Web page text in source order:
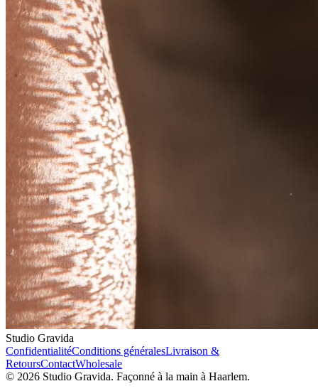
Studio Gravida
ConfidentialitéConditions généralesLivraison &
RetoursContactWholesale
© 2026 Studio Gravida. Façonné à la main à Haarlem.